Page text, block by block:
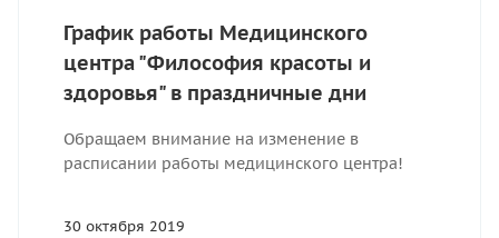
График работы Медицинcкого
центра "Философия красоты и
здоровья" в праздничные дни
Обращаем внимание на изменение в
расписании работы медицинского центра!
30 октября 2019